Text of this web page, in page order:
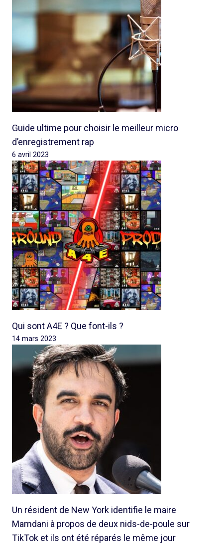
Guide ultime pour choisir le meilleur micro
d’enregistrement rap
6 avril 2023
Qui sont A4E ? Que font-ils ?
14 mars 2023
Un résident de New York identifie le maire
Mamdani à propos de deux nids-de-poule sur
TikTok et ils ont été réparés le même jour